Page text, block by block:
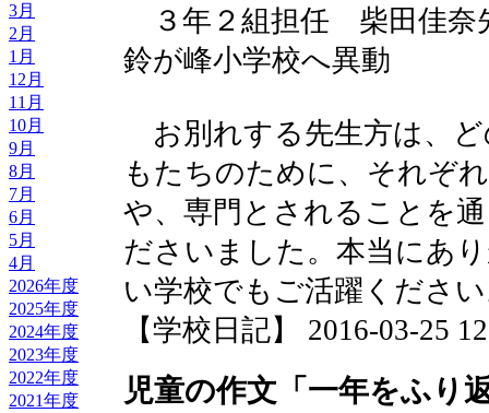
3月
2月
1月
12月
11月
10月
9月
8月
7月
6月
5月
4月
2026年度
2025年度
2024年度
2023年度
2022年度
2021年度
３年２組担任 柴田
鈴が峰小学校へ異動
お別れする先生方は、
もたちのために、それぞ
や、専門とされることを
ださいました。本当にあ
い学校でもご活躍くださ
【学校日記】 2016-03-25
児童の作文「一年をふり